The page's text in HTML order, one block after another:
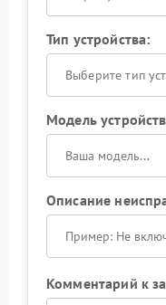
Тип устройства:
Выберите тип
Модель
Описание
Комментарий к